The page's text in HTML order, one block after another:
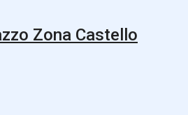
Zona Castello